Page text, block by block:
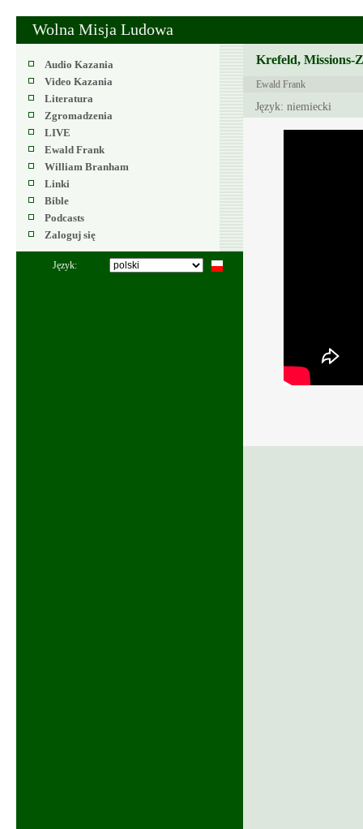
Wolna Misja Ludowa
Audio Kazania
Video Kazania
Literatura
Zgromadzenia
LIVE
Ewald Frank
William Branham
Linki
Bible
Podcasts
Zaloguj się
Język:
Krefeld, Missions-
Ewald Frank
Język: niemiecki